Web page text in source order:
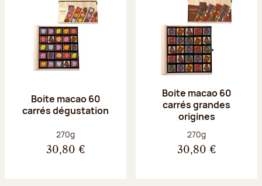
Boite macao 60
carrés dégustation
Poids net :
270g
30,80 €
Boite macao 60
carrés grandes
origines
Poids net :
270g
30,80 €